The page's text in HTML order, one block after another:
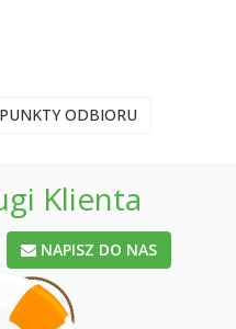
ODBIORU
Klienta
NAPISZ DO NAS